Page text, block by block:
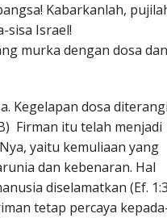
Kabarkanlah,
sisa Israel!
murka dengan dosa dan
Kegelapan dosa
Firman itu telah menjadi
yaitu kemuliaan yang
dan kebenaran. Hal
diselamatkan (Ef.
tetap percaya